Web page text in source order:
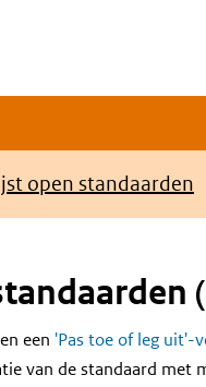
open standaarden
een 'Pas toe of leg uit'-
van de standaard met